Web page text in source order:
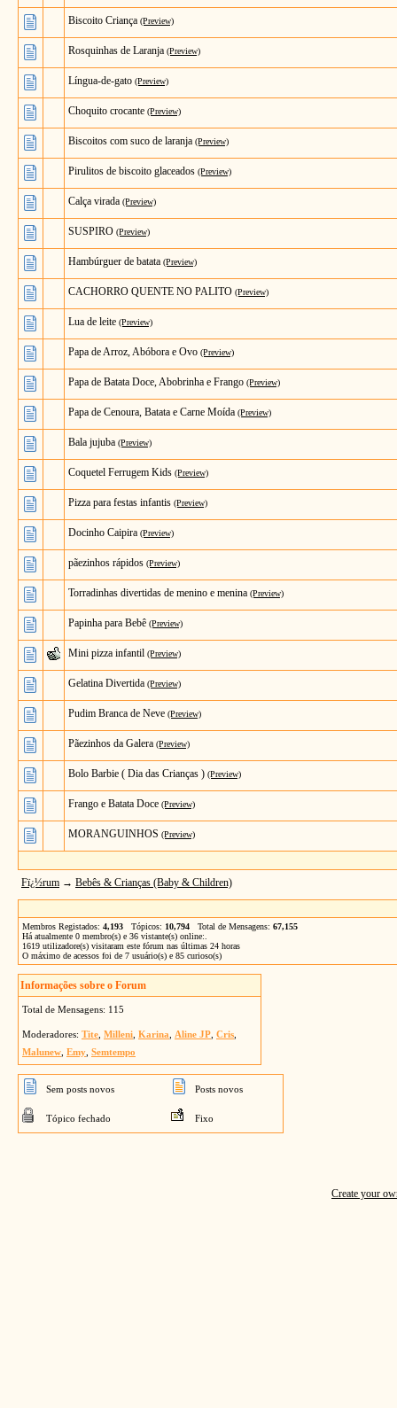
Biscoito Criança (Preview)
Rosquinhas de Laranja (Preview)
Língua-de-gato (Preview)
Choquito crocante (Preview)
Biscoitos com suco de laranja (Preview)
Pirulitos de biscoito glaceados (Preview)
Calça virada (Preview)
SUSPIRO (Preview)
Hambúrguer de batata (Preview)
CACHORRO QUENTE NO PALITO (Preview)
Lua de leite (Preview)
Papa de Arroz, Abóbora e Ovo (Preview)
Papa de Batata Doce, Abobrinha e Frango (Preview)
Papa de Cenoura, Batata e Carne Moída (Preview)
Bala jujuba (Preview)
Coquetel Ferrugem Kids (Preview)
Pizza para festas infantis (Preview)
Docinho Caipira (Preview)
pãezinhos rápidos (Preview)
Torradinhas divertidas de menino e menina (Preview)
Papinha para Bebê (Preview)
Mini pizza infantil (Preview)
Gelatina Divertida (Preview)
Pudim Branca de Neve (Preview)
Pãezinhos da Galera (Preview)
Bolo Barbie ( Dia das Crianças ) (Preview)
Frango e Batata Doce (Preview)
MORANGUINHOS (Preview)
Fï¿½rum → Bebês & Crianças (Baby & Children)
Membros Registados: 4,193 Tópicos: 10,794 Total de Mensagens: 67,155
Há atualmente 0 membro(s) e 36 vistante(s) online:
1619 utilizadore(s) visitaram este fórum nas últimas 24 horas
O máximo de acessos foi de 7 usuário(s) e 85 curioso(s)
Informações sobre o Forum
Total de Mensagens: 115
Moderadores: Tite Milleni Karina Aline JP Cris
Malunew Emy Semtempo
Sem posts novos Posts novos
Tópico fechado Fixo
Create your